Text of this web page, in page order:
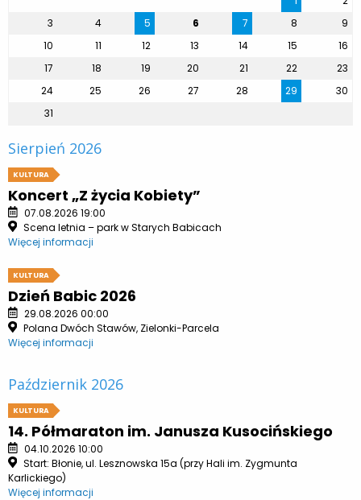
3
4 5 6 7 8
9
10
11 12 13 14 15
16
17
18 19 20 21 22
23
24
25 26 27 28 29
30
31
Sierpień 2026
KULTURA
Koncert „Z życia Kobiety”
07.08.2026 19:00
Scena letnia – park w Starych Babicach
Więcej informacji
KULTURA
Dzień Babic 2026
29.08.2026 00:00
Polana Dwóch Stawów, Zielonki-Parcela
Więcej informacji
Październik 2026
KULTURA
14. Półmaraton im. Janusza Kusocińskiego
04.10.2026 10:00
Start: Błonie, ul. Lesznowska 15a (przy Hali im. Zygmunta
Karlickiego)
Więcej informacji